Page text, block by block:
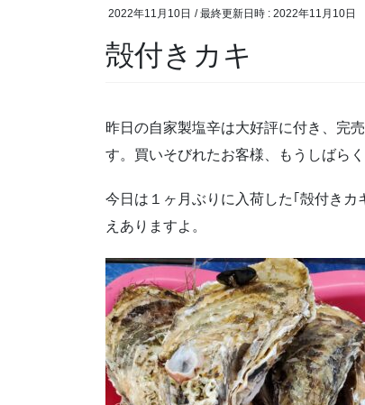
2022年11月10日 / 最終更新日時 : 2022年11月10日
殻付きカキ
昨日の自家製塩辛は大好評に付き、完
す。買いそびれたお客様、もうしばらく
今日は１ヶ月ぶりに入荷した｢殻付き
えありますよ。